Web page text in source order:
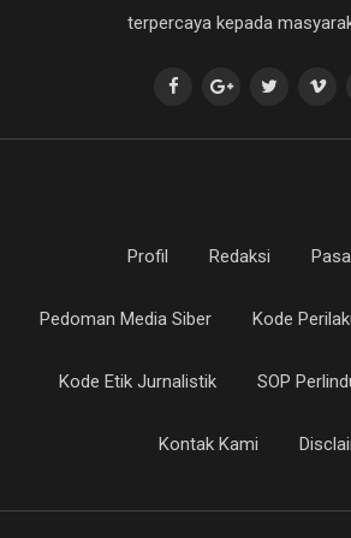
terpercaya kepada
Profil Redaksi
Pedoman Media Siber Kode
Kode Etik Jurnalistik SOP
Kontak Kami